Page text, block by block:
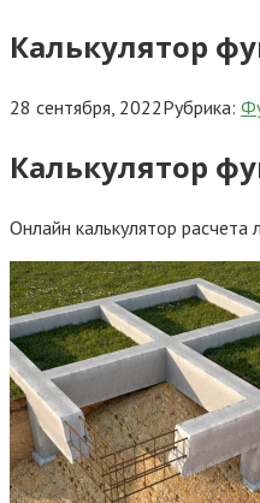
Калькулятор
28 сентября, 2022Рубрика:
Калькулятор
Онлайн калькулятор